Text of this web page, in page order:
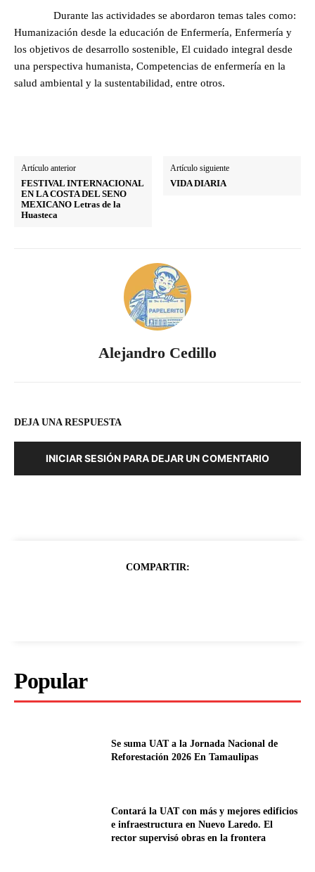
Durante las actividades se abordaron temas tales como:
Humanización desde la educación de Enfermería, Enfermería y
los objetivos de desarrollo sostenible, El cuidado integral desde
una perspectiva humanista, Competencias de enfermería en la
salud ambiental y la sustentabilidad, entre otros.
Artículo anterior
FESTIVAL INTERNACIONAL
EN LA COSTA DEL SENO
MEXICANO Letras de la
Huasteca
Artículo siguiente
VIDA DIARIA
Alejandro Cedillo
DEJA UNA RESPUESTA
INICIAR SESIÓN PARA DEJAR UN COMENTARIO
COMPARTIR:
Popular
Se suma UAT a la Jornada Nacional de
Reforestación 2026 En Tamaulipas
Contará la UAT con más y mejores edificios
e infraestructura en Nuevo Laredo. El
rector supervisó obras en la frontera